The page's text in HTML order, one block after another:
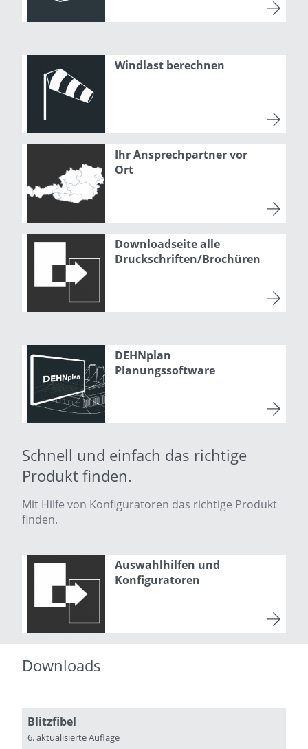
Windlast berechnen
Ihr Ansprechpartner vor
Ort
Downloadseite alle
Druckschriften/Brochüren
DEHNplan
Planungssoftware
Schnell und einfach das richtige
Produkt finden.
Mit Hilfe von Konfiguratoren das richtige Produkt
finden.
Auswahlhilfen und
Konfiguratoren
Downloads
Blitzfibel
6. aktualisierte Auflage